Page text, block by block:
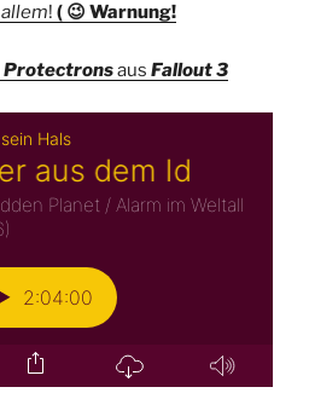
allem! ( 😉 Warnung!
Protectronsaus Fallout 3